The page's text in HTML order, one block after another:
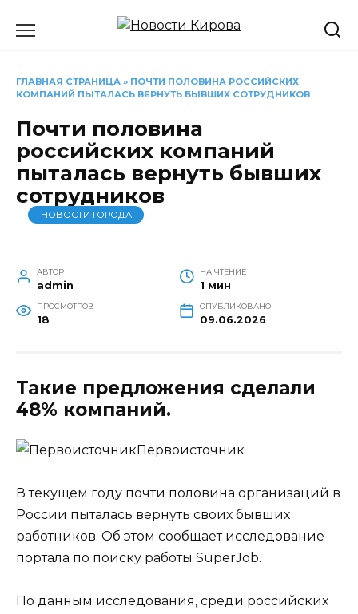
ГЛАВНАЯ СТРАНИЦА » ПОЧТИ ПОЛОВИНА РОССИЙСКИХ
КОМПАНИЙ ПЫТАЛАСЬ ВЕРНУТЬ БЫВШИХ СОТРУДНИКОВ
Почти половина
российских компаний
пыталась вернуть бывших
сотрудников
НОВОСТИ ГОРОДА
АВТОР
admin
НА ЧТЕНИЕ
1 мин
ПРОСМОТРОВ
18
ОПУБЛИКОВАНО
09.06.2026
Такие предложения сделали
48% компаний.
Первоисточник
В текущем году почти половина организаций в
России пыталась вернуть своих бывших
работников. Об этом сообщает исследование
портала по поиску работы SuperJob.
По данным исследования, среди российских